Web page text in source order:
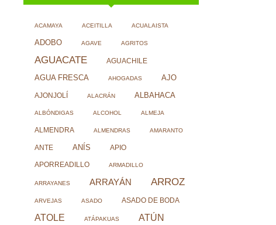
ACAMAYA ACEITILLA ACUALAISTA
ADOBO AGAVE AGRITOS
AGUACATE AGUACHILE
AGUA FRESCA AHOGADAS AJO
AJONJOLÍ ALACRÁN ALBAHACA
ALBÓNDIGAS ALCOHOL ALMEJA
ALMENDRA ALMENDRAS AMARANTO
ANTE ANÍS APIO
APORREADILLO ARMADILLO
ARRAYANES ARRAYÁN ARROZ
ARVEJAS ASADO ASADO DE BODA
ATOLE ATÁPAKUAS ATÚN